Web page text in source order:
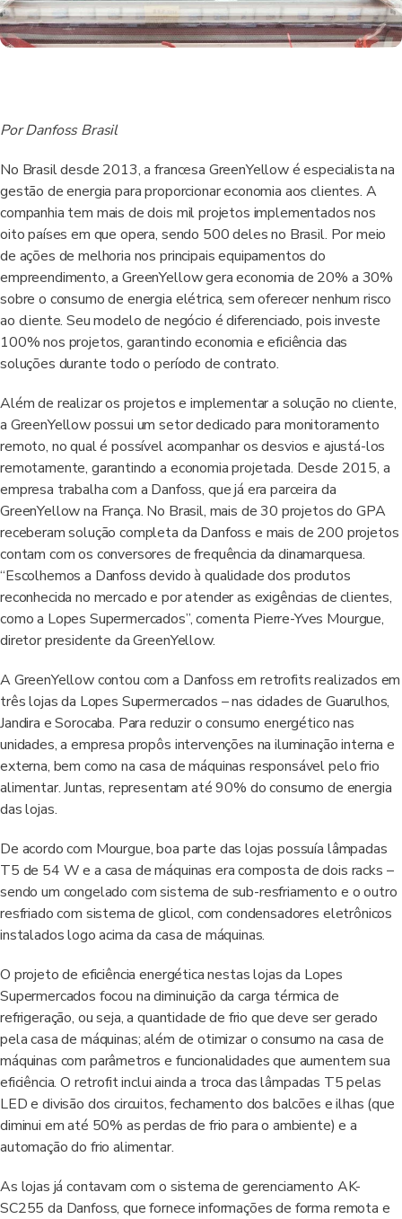
Por Danfoss Brasil
No Brasil desde 2013, a francesa GreenYellow é especialista na
gestão de energia para proporcionar economia aos clientes. A
companhia tem mais de dois mil projetos implementados nos
oito países em que opera, sendo 500 deles no Brasil. Por meio
de ações de melhoria nos principais equipamentos do
empreendimento, a GreenYellow gera economia de 20% a 30%
sobre o consumo de energia elétrica, sem oferecer nenhum risco
ao cliente. Seu modelo de negócio é diferenciado, pois investe
100% nos projetos, garantindo economia e eficiência das
soluções durante todo o período de contrato.
Além de realizar os projetos e implementar a solução no cliente,
a GreenYellow possui um setor dedicado para monitoramento
remoto, no qual é possível acompanhar os desvios e ajustá-los
remotamente, garantindo a economia projetada. Desde 2015, a
empresa trabalha com a Danfoss, que já era parceira da
GreenYellow na França. No Brasil, mais de 30 projetos do GPA
receberam solução completa da Danfoss e mais de 200 projetos
contam com os conversores de frequência da dinamarquesa.
“Escolhemos a Danfoss devido à qualidade dos produtos
reconhecida no mercado e por atender as exigências de clientes,
como a Lopes Supermercados”, comenta Pierre-Yves Mourgue,
diretor presidente da GreenYellow.
A GreenYellow contou com a Danfoss em retrofits realizados em
três lojas da Lopes Supermercados – nas cidades de Guarulhos,
Jandira e Sorocaba. Para reduzir o consumo energético nas
unidades, a empresa propôs intervenções na iluminação interna e
externa, bem como na casa de máquinas responsável pelo frio
alimentar. Juntas, representam até 90% do consumo de energia
das lojas.
De acordo com Mourgue, boa parte das lojas possuía lâmpadas
T5 de 54 W e a casa de máquinas era composta de dois racks –
sendo um congelado com sistema de sub-resfriamento e o outro
resfriado com sistema de glicol, com condensadores eletrônicos
instalados logo acima da casa de máquinas.
O projeto de eficiência energética nestas lojas da Lopes
Supermercados focou na diminuição da carga térmica de
refrigeração, ou seja, a quantidade de frio que deve ser gerado
pela casa de máquinas; além de otimizar o consumo na casa de
máquinas com parâmetros e funcionalidades que aumentem sua
eficiência. O retrofit inclui ainda a troca das lâmpadas T5 pelas
LED e divisão dos circuitos, fechamento dos balcões e ilhas (que
diminui em até 50% as perdas de frio para o ambiente) e a
automação do frio alimentar.
As lojas já contavam com o sistema de gerenciamento AK-
SC255 da Danfoss, que fornece informações de forma remota e